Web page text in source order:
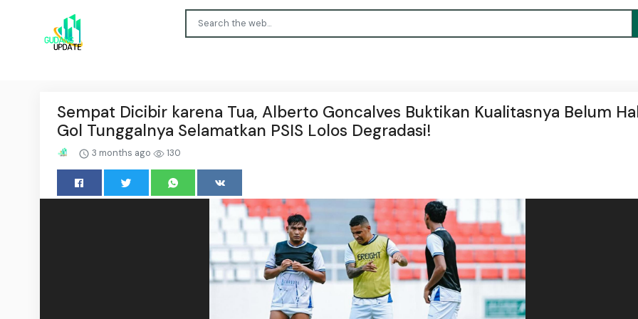
Sempat Dicibir karena Tua, Alberto Goncalves Buktikan Kualitasnya Belum
Gol Tunggalnya Selamatkan PSIS Lolos Degradasi!
3 months ago 130